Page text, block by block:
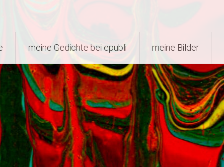
meine Gedichte bei epubli meine Bilder